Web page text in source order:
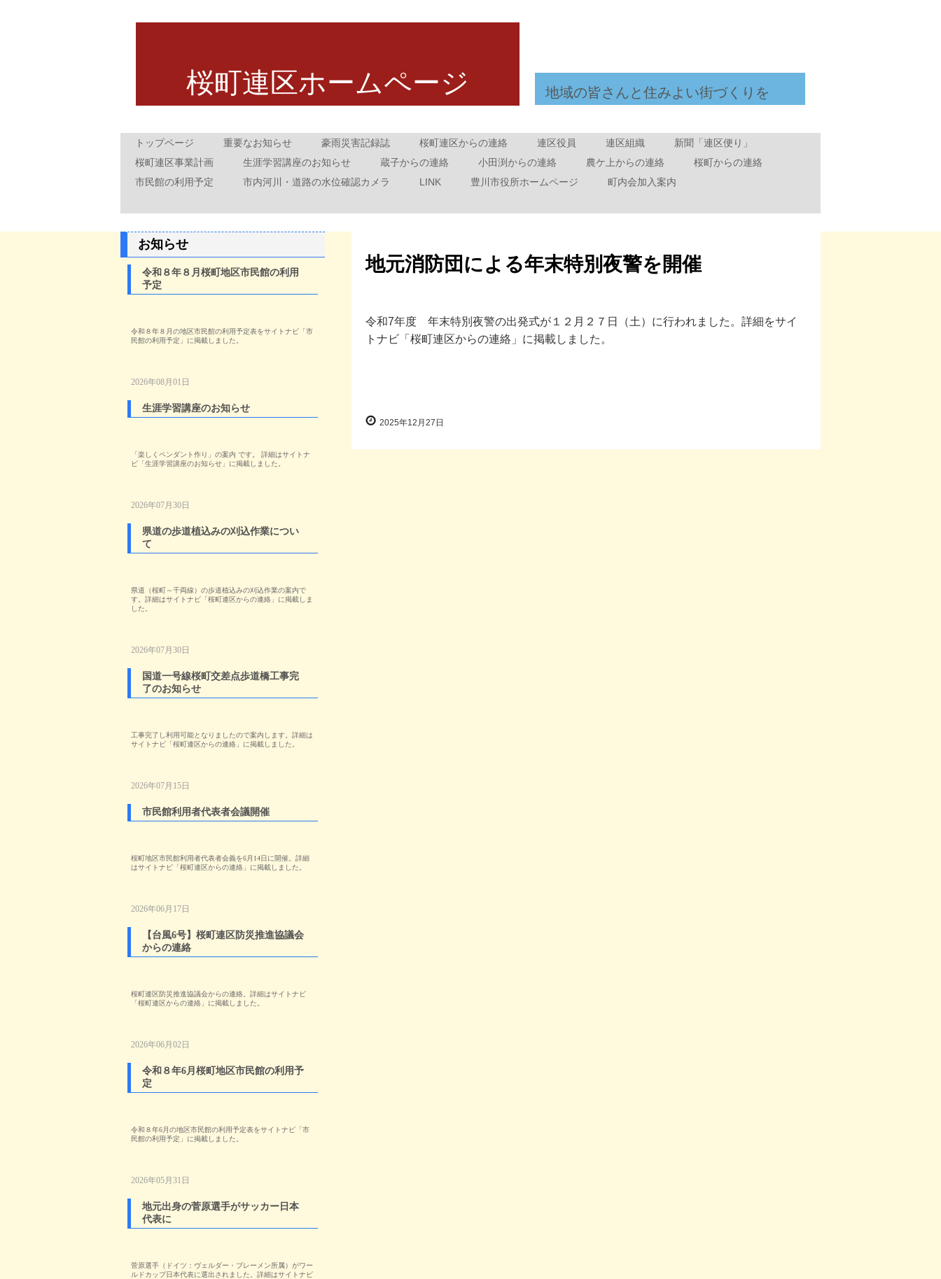
桜町連区ホームページ 地域の皆さんと住みよい街づくりを
トップページ 重要なお知らせ 豪雨災害記録誌 桜町連区からの連絡 連区役員 連区組織
新聞「連区便り」
桜町連区事業計画
生涯学習講座のお知らせ 蔵子からの連絡 小田渕からの連絡 農ケ上からの連絡
桜町からの連絡
市民館の利用予定
市内河川・道路の水位確認カメラ LINK 豊川市役所ホームページ 町内会加入案内
地元消防団による年末特別夜警を開催
令和7年度 年末特別夜警の出発式が１２月２７日（土）に行われました。詳細をサイ
トナビ「桜町連区からの連絡」に掲載しました。
2025年12月27日
お知らせ
令和８年８月桜町地区市民館の利用
予定
令和８年８月の地区市民館の利用予定表をサイトナビ「市
民館の利用予定」に掲載しました。
2026年08月01日
生涯学習講座のお知らせ
「楽しくペンダント作り」の案内 です。 詳細はサイトナ
ビ「生涯学習講座のお知らせ」に掲載しました。
2026年07月30日
県道の歩道植込みの刈込作業につい
て
県道（桜町～千両線）の歩道植込みの刈込作業の案内で
す。詳細はサイトナビ「桜町連区からの連絡」に掲載しま
した。
2026年07月30日
国道一号線桜町交差点歩道橋工事完
了のお知らせ
工事完了し利用可能となりましたので案内します。詳細は
サイトナビ「桜町連区からの連絡」に掲載しました。
2026年07月15日
市民館利用者代表者会議開催
桜町地区市民館利用者代表者会義を6月14日に開催。詳細
はサイトナビ「桜町連区からの連絡」に掲載しました。
2026年06月17日
【台風6号】桜町連区防災推進協議会
からの連絡
桜町連区防災推進協議会からの連絡。詳細はサイトナビ
「桜町連区からの連絡」に掲載しました。
2026年06月02日
令和８年6月桜町地区市民館の利用予
定
令和８年6月の地区市民館の利用予定表をサイトナビ「市
民館の利用予定」に掲載しました。
2026年05月31日
地元出身の菅原選手がサッカー日本
代表に
菅原選手（ドイツ：ヴェルダー・ブレーメン所属）がワー
ルドカップ日本代表に選出されました。詳細はサイトナビ